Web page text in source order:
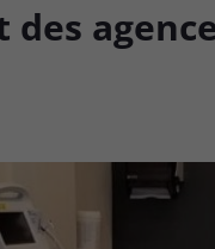
des